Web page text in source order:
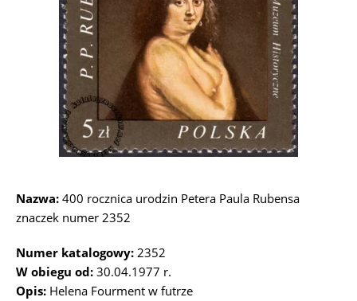
Nazwa: 400 rocznica urodzin Petera Paula Rubensa
znaczek numer 2352
Numer katalogowy: 2352
W obiegu od: 30.04.1977 r.
Opis: Helena Fourment w futrze